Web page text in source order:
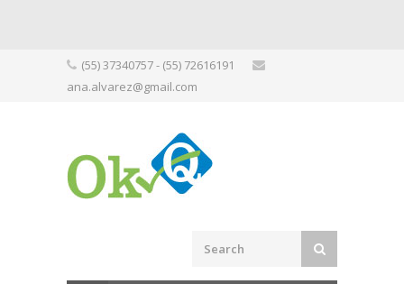
(55) 37340757 - (55) 72616191
ana.alvarez@gmail.com